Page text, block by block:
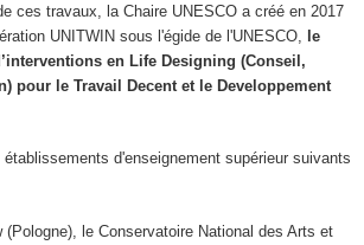
ces travaux, la Chaire UNESCO a créé en 2017
UNITWIN sous l'égide de l'UNESCO,
le
en Life Designing (Conseil,
pour le Travail Decent et le Developpement
d'enseignement supérieur suivants
(Pologne), le Conservatoire National des Arts et